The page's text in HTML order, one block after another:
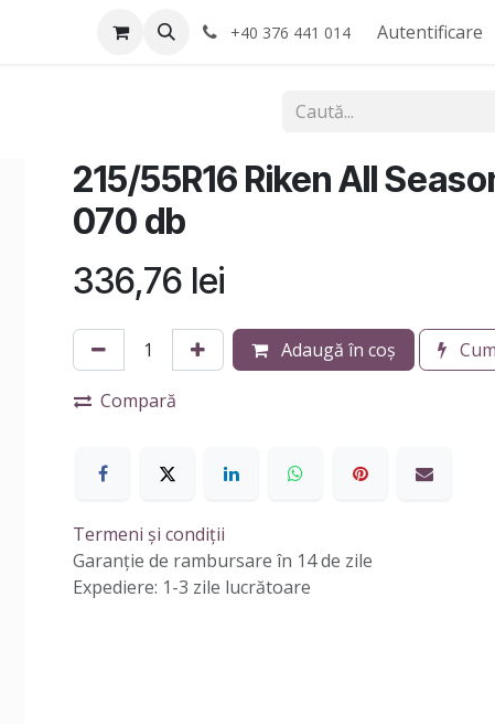
Service-uri montaj +40 376 441 014 Autentificare
215/55R16 Riken All
070 db
336,76 lei
Adaugă în coș
Compară
Termeni și condiții
Garanție de rambursare în 14 de zile
Expediere: 1-3 zile lucrătoare